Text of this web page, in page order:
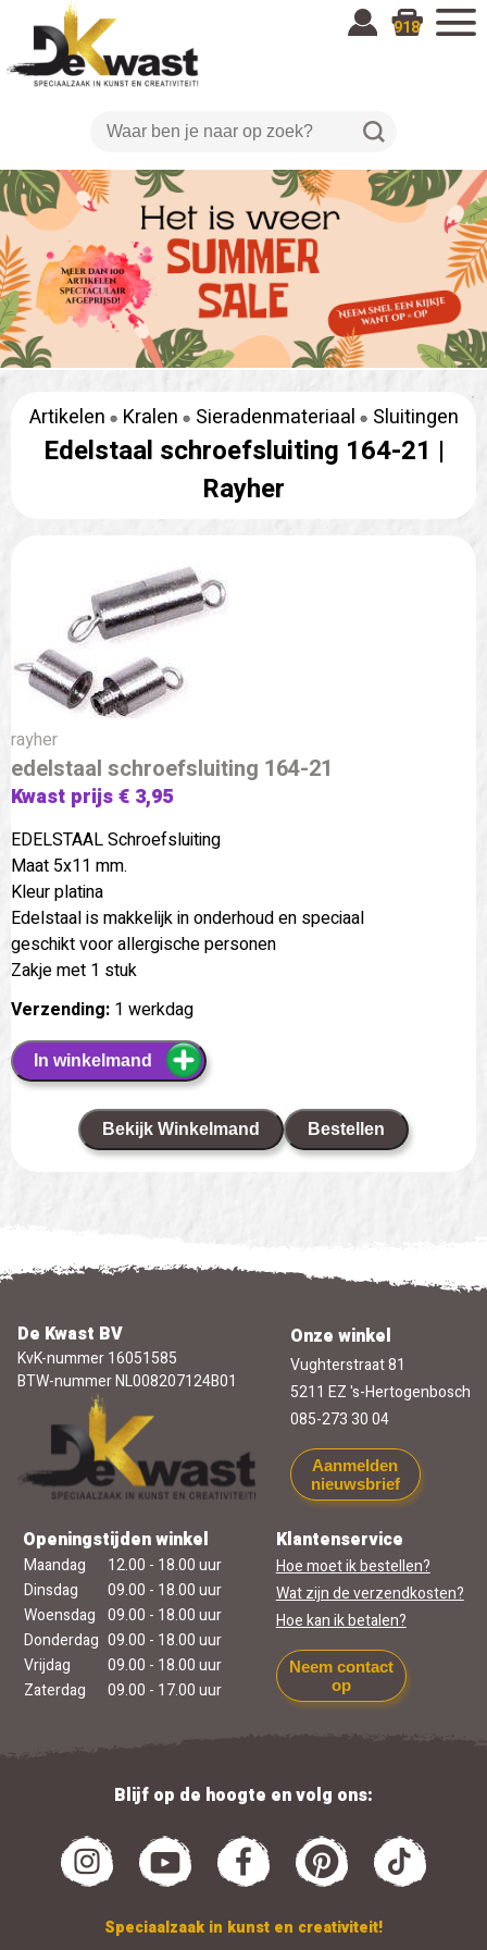
918
Artikelen Kralen Sieradenmateriaal Sluitingen
Edelstaal schroefsluiting 164-21 |
Rayher
rayher
edelstaal schroefsluiting 164-21
Kwast prijs € 3,95
EDELSTAAL Schroefsluiting
Maat 5x11 mm.
Kleur platina
Edelstaal is makkelijk in onderhoud en speciaal
geschikt voor allergische personen
Zakje met 1 stuk
Verzending: 1 werkdag
In winkelmand
Bekijk Winkelmand Bestellen
De Kwast BV
KvK-nummer 16051585
BTW-nummer NL008207124B01
Onze winkel
Vughterstraat 81
5211 EZ 's-Hertogenbosch
085-273 30 04
Aanmelden
nieuwsbrief
Openingstijden winkel
Maandag
12.00 - 18.00 uur
Dinsdag
09.00 - 18.00 uur
Woensdag 09.00 - 18.00 uur
Donderdag 09.00 - 18.00 uur
Vrijdag
09.00 - 18.00 uur
Zaterdag
09.00 - 17.00 uur
Klantenservice
Hoe moet ik bestellen?
Wat zijn de verzendkosten?
Hoe kan ik betalen?
Neem contact
op
Blijf op de hoogte en volg ons:
Speciaalzaak in kunst en creativiteit!